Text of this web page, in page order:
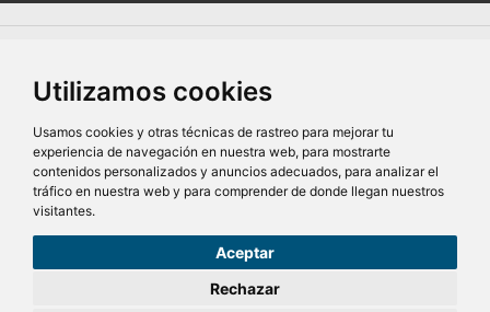
Utilizamos cookies
Usamos cookies y otras técnicas de rastreo para mejorar tu
experiencia de navegación en nuestra web, para mostrarte
contenidos personalizados y anuncios adecuados, para analizar el
tráfico en nuestra web y para comprender de donde llegan nuestros
visitantes.
Aceptar
Rechazar
101,00€
SG Entornos Turísticos S.L. Av. Vila Verde Cidade de Portugal, 25 Bajo. Lugo 27002 – España
Todos los derechos reservados